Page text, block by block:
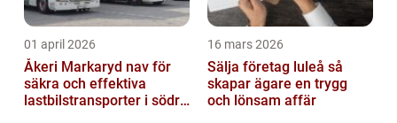
01 april 2026
Åkeri Markaryd nav för
säkra och effektiva
lastbilstransporter i södra
16 mars 2026
Sälja företag luleå så
skapar ägare en trygg
och lönsam affär